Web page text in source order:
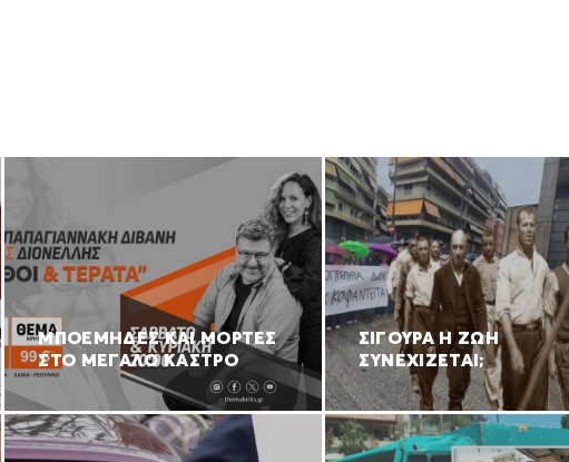
ΜΠΟΕΜΗΔΕΣ ΚΑΙ ΜΟΡΤΕΣ
ΣΤΟ ΜΕΓΑΛΟ ΚΑΣΤΡΟ
ΣΙΓΟΥΡΑ Η ΖΩΗ
ΣΥΝΕΧΙΖΕΤΑΙ;